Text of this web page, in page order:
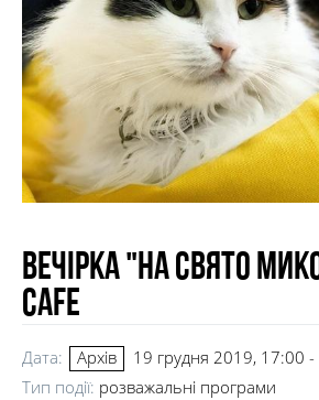
Вечірка "На свято
Cafe
Дата: Архів
19 грудня 2019, 17:00
Тип події: розважальні програми